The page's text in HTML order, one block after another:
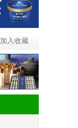
加入收藏